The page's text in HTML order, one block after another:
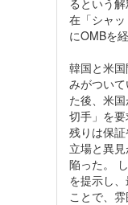
在「シャ
にOMBを
韓国と米
みがつい
た後、米
切手」を要
残りは保
立場と異
陥った。
を提示し
ことで、